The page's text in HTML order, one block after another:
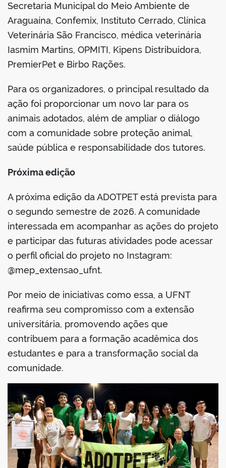
Secretaria Municipal do Meio Ambiente de
Araguaína, Confemix, Instituto Cerrado, Clínica
Veterinária São Francisco, médica veterinária
Iasmim Martins, OPMITI, Kipens Distribuidora,
PremierPet e Birbo Rações.
Para os organizadores, o principal resultado da
ação foi proporcionar um novo lar para os
animais adotados, além de ampliar o diálogo
com a comunidade sobre proteção animal,
saúde pública e responsabilidade dos tutores.
Próxima edição
A próxima edição da ADOTPET está prevista para
o segundo semestre de 2026. A comunidade
interessada em acompanhar as ações do projeto
e participar das futuras atividades pode acessar
o perfil oficial do projeto no Instagram:
@mep_extensao_ufnt.
Por meio de iniciativas como essa, a UFNT
reafirma seu compromisso com a extensão
universitária, promovendo ações que
contribuem para a formação acadêmica dos
estudantes e para a transformação social da
comunidade.